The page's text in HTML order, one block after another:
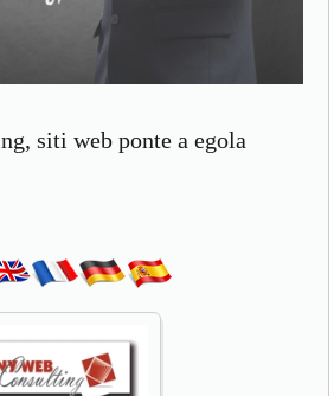
siti web ponte a egola